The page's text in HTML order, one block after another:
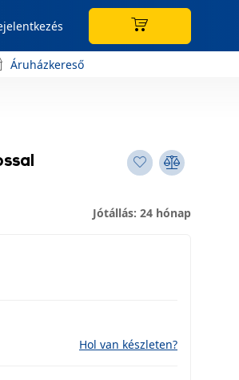
Áruházkereső
Jótállás: 24 hónap
Hol van készleten?